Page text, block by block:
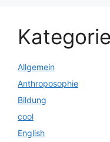
Allgemein
Anthroposophie
Bildung
cool
English